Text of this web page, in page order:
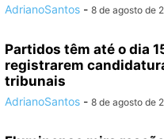
AdrianoSantos - 8 de agosto de
Partidos têm até o dia
registrarem
tribunais
AdrianoSantos - 8 de agosto de